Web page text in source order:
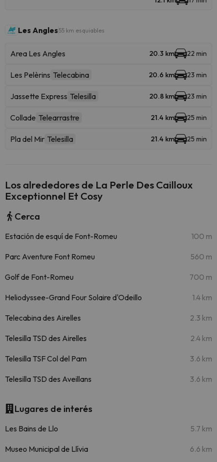
Les Angles 55 km esquiables
Area Les Angles 20.3 km 22 min
Les Pelèrins Telecabina 20.6 km 23 min
Jassette Express Telesilla 20.8 km 23 min
Collade Telearrastre 21.4 km 25 min
Pla del Mir Telesilla 21.4 km 25 min
Los alrededores de La Perle Des Cailloux
Exceptionnel Et Cosy
Cerca
Estación de esquí de Font-Romeu 100 m
Parc Aventure Font Romeu 560 m
Golf de Font-Romeu 700 m
Heliodyssee-Grand Four Solaire d'Odeillo 1.4 km
Telecabina des Airelles 2.3 km
Telesilla TSD des Airelles 2.4 km
Telesilla TSF Col del Pam 3.6 km
Telesilla TSD des Aveillans 3.6 km
Lugares de interés
Les Bains de Llo 5.7 km
Museo Municipal de Llívia 6.6 km